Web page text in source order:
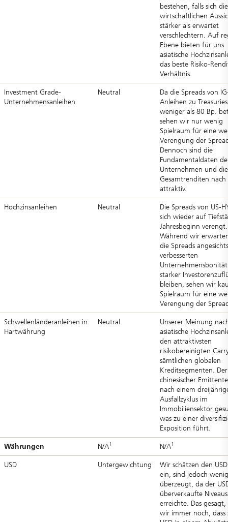
bestehen, falls sich die
wirtschaftlichen
stärker als erwartet
verschlechtern. Auf
Ebene bieten für uns
asiatische
das beste Risiko-
Verhältnis.
Investment Grade-
Unternehmensanleihen
Neutral
Da die Spreads von
Anleihen zu Treasuries
weniger als 80 Bp.
sehen wir nur wenig
Spielraum für eine
Verengung der
Dennoch sind die
Fundamentaldaten
Unternehmen und die
Gesamtrenditen
attraktiv.
Hochzinsanleihen Neutral
Die Spreads von US-
sich wieder auf
Jahresbeginn verengt.
Während wir
die Spreads
verbesserten
starker
bleiben, sehen wir
Spielraum für eine
Verengung der
Schwellenländeranleihen in
Hartwährung
Neutral
Unserer Meinung
asiatische
den attraktivsten
risikobereinigten
sämtlichen globalen
Kreditsegmenten.
chinesischer
nach einem
Ausfallzyklus im
Immobiliensektor
was zu einer
Exposition führt.
Währungen N/A1 N/A1
USD Untergewichtung
Wir schätzen den
ein, sind jedoch
überzeugt, da der
überverkaufte Niveaus
erreichte. Das
wir immer noch, dass